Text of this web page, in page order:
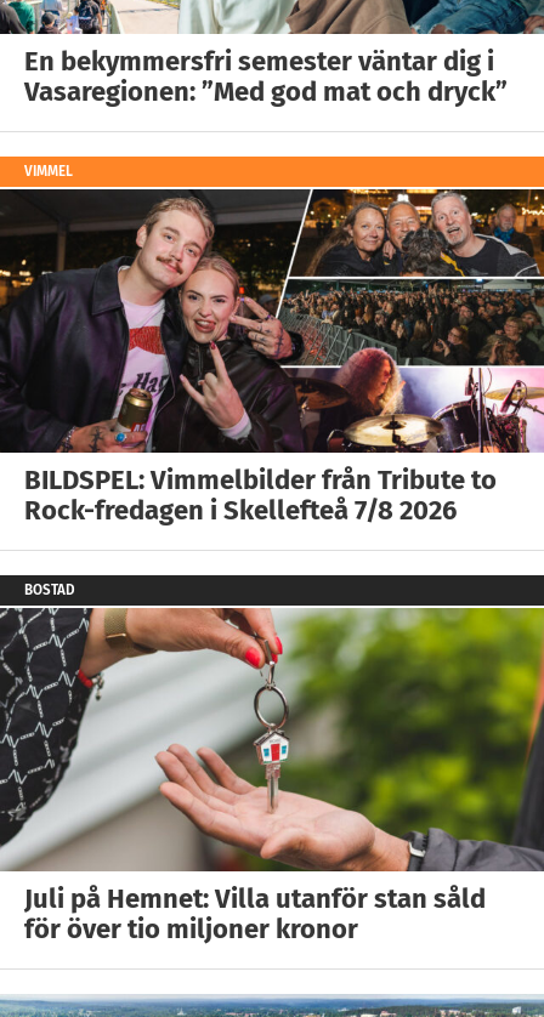
En bekymmersfri semester väntar dig i
Vasaregionen: ”Med god mat och dryck”
VIMMEL
BILDSPEL: Vimmelbilder från Tribute to
Rock-fredagen i Skellefteå 7/8 2026
BOSTAD
Juli på Hemnet: Villa utanför stan såld
för över tio miljoner kronor